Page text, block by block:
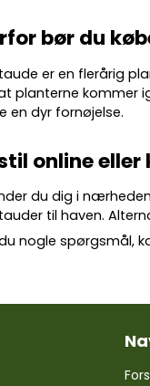
bør du
er en flerårig
planterne kommer
en dyr fornøjelse.
online
du dig i
til haven.
nogle spørgsmål,